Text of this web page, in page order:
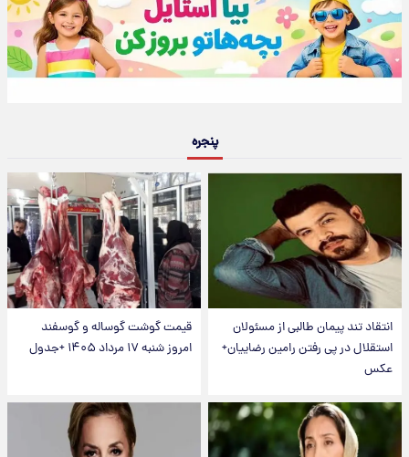
پنجره
انتقاد تند پیمان طالبی از مسئولان
استقلال در پی رفتن رامین رضاییان+
عکس
قیمت گوشت گوساله و گوسفند
امروز شنبه ۱۷ مرداد ۱۴۰۵ +جدول